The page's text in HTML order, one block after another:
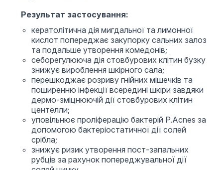
Результат застосування:
кератолітична дія мигдальної та лимонної
кислот попереджає закупорку сальних залоз
та подальше утворення комедонів;
себорегулююча дія стовбурових клітин бузку
знижує вироблення шкірного сала;
перешкоджає розриву гнійних мішечків та
поширенню інфекції всередині шкіри завдяки
дермо-зміцнюючій дії стовбурових клітин
центелли;
уповільнює проліферацію бактерій P.Acnes за
допомогою бактеріостатичної дії солей
срібла;
знижує ризик утворення пост-запальних
рубців за рахунок попереджувальної дії